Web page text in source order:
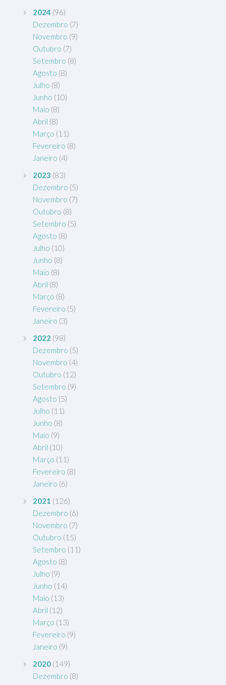
2024 (96)
Dezembro (7)
Novembro (9)
Outubro (7)
Setembro (8)
Agosto (8)
Julho (8)
Junho (10)
Maio (8)
Abril (8)
Março (11)
Fevereiro (8)
Janeiro (4)
2023 (83)
Dezembro (5)
Novembro (7)
Outubro (8)
Setembro (5)
Agosto (8)
Julho (10)
Junho (8)
Maio (8)
Abril (8)
Março (8)
Fevereiro (5)
Janeiro (3)
2022 (98)
Dezembro (5)
Novembro (4)
Outubro (12)
Setembro (9)
Agosto (5)
Julho (11)
Junho (8)
Maio (9)
Abril (10)
Março (11)
Fevereiro (8)
Janeiro (6)
2021 (126)
Dezembro (6)
Novembro (7)
Outubro (15)
Setembro (11)
Agosto (8)
Julho (9)
Junho (14)
Maio (13)
Abril (12)
Março (13)
Fevereiro (9)
Janeiro (9)
2020 (149)
Dezembro (8)